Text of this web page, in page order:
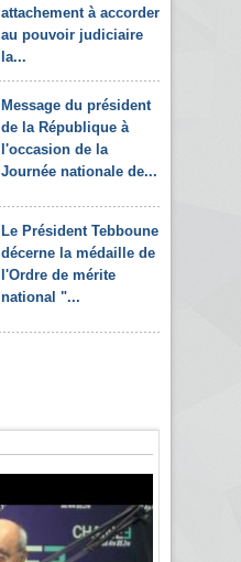
attachement à accorder
au pouvoir judiciaire
la...
Message du président
de la République à
l'occasion de la
Journée nationale de...
Le Président Tebboune
décerne la médaille de
l'Ordre de mérite
national "...